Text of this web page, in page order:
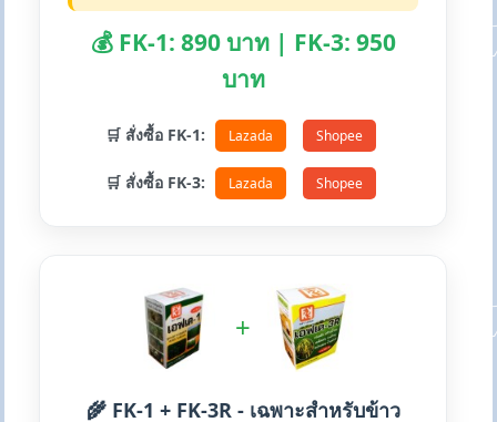
💰 FK-1: 890 บาท | FK-3: 950
บาท
🛒 สั่งซื้อ FK-1: Lazada Shopee
🛒 สั่งซื้อ FK-3: Lazada Shopee
+
🌾 FK-1 + FK-3R - เฉพาะสำหรับข้าว